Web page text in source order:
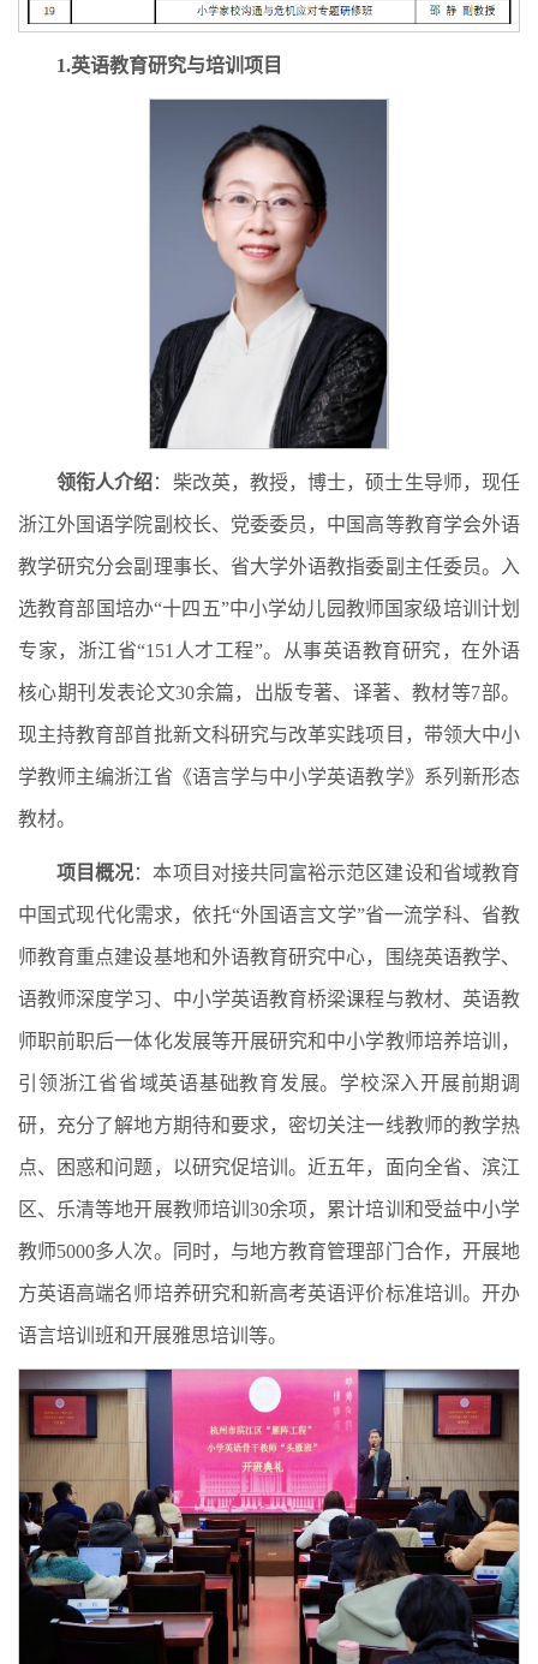
1.英语教育研究与培训项目
领衔人介绍：柴改英，教授，博士，硕士生导师，现任
浙江外国语学院副校长、党委委员，中国高等教育学会外语
教学研究分会副理事长、省大学外语教指委副主任委员。入
选教育部国培办“十四五”中小学幼儿园教师国家级培训计划
专家，浙江省“151人才工程”。从事英语教育研究，在外语
核心期刊发表论文30余篇，出版专著、译著、教材等7部。
现主持教育部首批新文科研究与改革实践项目，带领大中小
学教师主编浙江省《语言学与中小学英语教学》系列新形态
教材。
项目概况：本项目对接共同富裕示范区建设和省域教育
中国式现代化需求，依托“外国语言文学”省一流学科、省教
师教育重点建设基地和外语教育研究中心，围绕英语教学、
语教师深度学习、中小学英语教育桥梁课程与教材、英语教
师职前职后一体化发展等开展研究和中小学教师培养培训，
引领浙江省省域英语基础教育发展。学校深入开展前期调
研，充分了解地方期待和要求，密切关注一线教师的教学热
点、困惑和问题，以研究促培训。近五年，面向全省、滨江
区、乐清等地开展教师培训30余项，累计培训和受益中小学
教师5000多人次。同时，与地方教育管理部门合作，开展地
方英语高端名师培养研究和新高考英语评价标准培训。开办
语言培训班和开展雅思培训等。